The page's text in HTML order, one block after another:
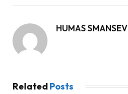
HUMAS SMANSEV
Related Posts